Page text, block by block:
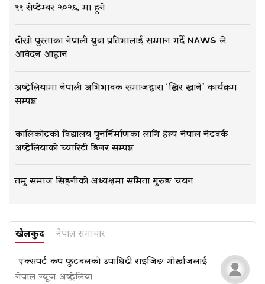
११ सेप्टेम्बर २०२६, मा हुने
दोस्रो पुस्ताका नेपाली युवा प्रतिभालाई सम्मान गर्दै NAWS ले
आवेदन आह्वान
अष्ट्रेलियामा नेपाली अभिभावक समाजद्वारा ‘खिर खाने’ कार्यक्रम
सम्पन्न
कालिकोटको विद्यालय पुनर्निर्माणका लागि हेल्प नेपाल नेटवर्क
अष्ट्रेलियाको च्यारिटी डिनर सम्पन्न
तमु समाज सिड्नीको अध्यक्षमा समिता गुरुङ चयन
खेलकुद नेपाल समाचार
​​​​​​​ एक्सपर्ट कप फुटबलको उपाधि दी राइजिङ गोर्खाजलाई
नेपाल न्यूज अष्ट्रेलिया